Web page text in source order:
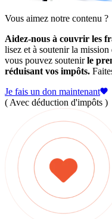
Vous aimez notre contenu ?
Aidez-nous à couvrir les
lisez et à soutenir la
vous pouvez soutenirle
réduisant vos impôts.
Je fais un don maintenant
( Avec déduction d'impôts )